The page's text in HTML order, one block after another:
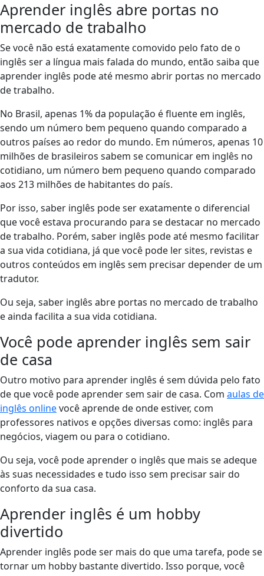
Aprender inglês abre portas no
mercado de trabalho
Se você não está exatamente comovido pelo fato de o
inglês ser a língua mais falada do mundo, então saiba que
aprender inglês pode até mesmo abrir portas no mercado
de trabalho.
No Brasil, apenas 1% da população é fluente em inglês,
sendo um número bem pequeno quando comparado a
outros países ao redor do mundo. Em números, apenas 10
milhões de brasileiros sabem se comunicar em inglês no
cotidiano, um número bem pequeno quando comparado
aos 213 milhões de habitantes do país.
Por isso, saber inglês pode ser exatamente o diferencial
que você estava procurando para se destacar no mercado
de trabalho. Porém, saber inglês pode até mesmo facilitar
a sua vida cotidiana, já que você pode ler sites, revistas e
outros conteúdos em inglês sem precisar depender de um
tradutor.
Ou seja, saber inglês abre portas no mercado de trabalho
e ainda facilita a sua vida cotidiana.
Você pode aprender inglês sem sair
de casa
Outro motivo para aprender inglês é sem dúvida pelo fato
de que você pode aprender sem sair de casa. Com aulas de
inglês onlinevocê aprende de onde estiver, com
professores nativos e opções diversas como: inglês para
negócios, viagem ou para o cotidiano.
Ou seja, você pode aprender o inglês que mais se adeque
às suas necessidades e tudo isso sem precisar sair do
conforto da sua casa.
Aprender inglês é um hobby
divertido
Aprender inglês pode ser mais do que uma tarefa, pode se
tornar um hobby bastante divertido. Isso porque, você